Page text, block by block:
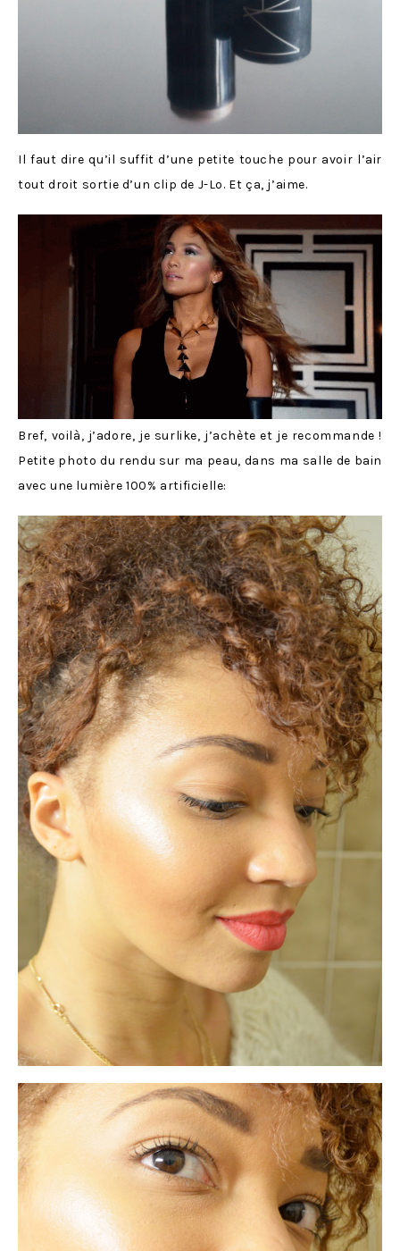
Il faut dire qu’il suffit d’une petite touche pour avoir l’air
tout droit sortie d’un clip de J-Lo. Et ça, j’aime.
Bref, voilà, j’adore, je surlike, j’achète et je recommande !
Petite photo du rendu sur ma peau, dans ma salle de bain
avec une lumière 100% artificielle: